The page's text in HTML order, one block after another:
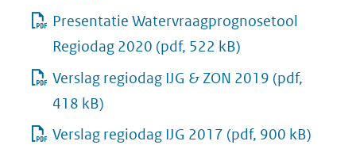
Presentatie Watervraagprognosetool
Regiodag 2020 (pdf, 522 kB)
Verslag regiodag IJG & ZON 2019 (pdf,
418 kB)
Verslag regiodag IJG 2017 (pdf, 900 kB)